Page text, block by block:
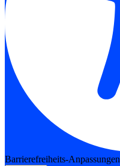
Barrierefreiheits-Anpassungen